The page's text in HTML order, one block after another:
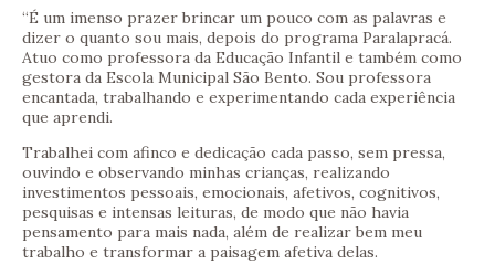
“É um imenso prazer brincar um pouco com as palavras e
dizer o quanto sou mais, depois do programa Paralapracá.
Atuo como professora da Educação Infantil e também como
gestora da Escola Municipal São Bento. Sou professora
encantada, trabalhando e experimentando cada experiência
que aprendi.
Trabalhei com afinco e dedicação cada passo, sem pressa,
ouvindo e observando minhas crianças, realizando
investimentos pessoais, emocionais, afetivos, cognitivos,
pesquisas e intensas leituras, de modo que não havia
pensamento para mais nada, além de realizar bem meu
trabalho e transformar a paisagem afetiva delas.